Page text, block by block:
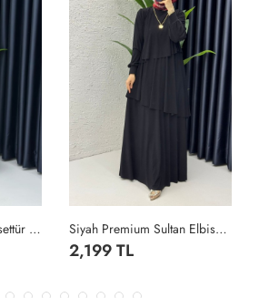
Taş Hanzade Takım Tesettür Giyim Taş Rengi Siyah Premium Sultan Elbise Tesettür Giyim Siyah
2,199 TL